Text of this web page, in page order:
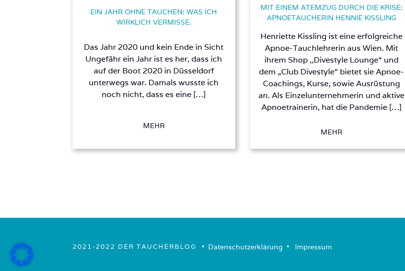
EIN JAHR OHNE TAUCHEN: WAS ICH
WIRKLICH VERMISSE.
Das Jahr 2020 und kein Ende in Sicht
Ungefähr ein Jahr ist es her, dass ich
auf der Boot 2020 in Düsseldorf
unterwegs war. Damals wusste ich
noch nicht, dass es eine […]
MEHR
MIT EINEM ATEMZUG DURCH DIE KRISE:
APNOETAUCHERIN HENNIE KISSLING
Henriette Kissling ist eine erfolgreiche
Apnoe-Tauchlehrerin aus Wien. Mit
ihrem Shop ,,Divestyle Lounge“ und
dem „Club Divestyle“ bietet sie Apnoe-
Coachings, Kurse, sowie Ausrüstung
an. Als Einzelunternehmerin und aktive
Apnoetrainerin, hat die Pandemie […]
MEHR
2021-2022 DER TAUCHERBLOG • ­ Datenschutzerklärung ­ • ­ Impressum